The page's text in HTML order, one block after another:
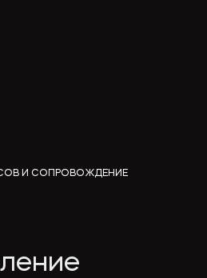
и
И СОПРОВОЖДЕНИЕ